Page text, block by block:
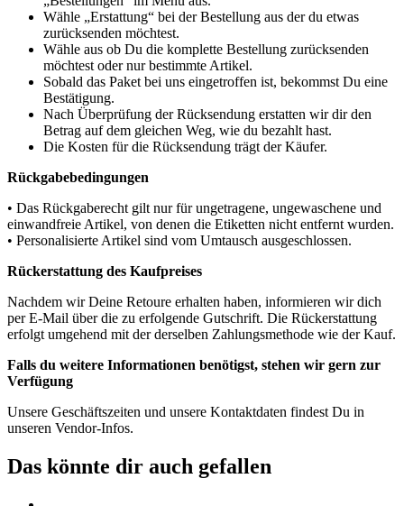
Wähle „Erstattung“ bei der Bestellung aus der du etwas
zurücksenden möchtest.
Wähle aus ob Du die komplette Bestellung zurücksenden
möchtest oder nur bestimmte Artikel.
Sobald das Paket bei uns eingetroffen ist, bekommst Du eine
Bestätigung.
Nach Überprüfung der Rücksendung erstatten wir dir den
Betrag auf dem gleichen Weg, wie du bezahlt hast.
Die Kosten für die Rücksendung trägt der Käufer.
Rückgabebedingungen
• Das Rückgaberecht gilt nur für ungetragene, ungewaschene und
einwandfreie Artikel, von denen die Etiketten nicht entfernt wurden.
• Personalisierte Artikel sind vom Umtausch ausgeschlossen.
Rückerstattung des Kaufpreises
Nachdem wir Deine Retoure erhalten haben, informieren wir dich
per E-Mail über die zu erfolgende Gutschrift. Die Rückerstattung
erfolgt umgehend mit der derselben Zahlungsmethode wie der Kauf.
Falls du weitere Informationen benötigst, stehen wir gern zur
Verfügung
Unsere Geschäftszeiten und unsere Kontaktdaten findest Du in
unseren Vendor-Infos.
Das könnte dir auch gefallen